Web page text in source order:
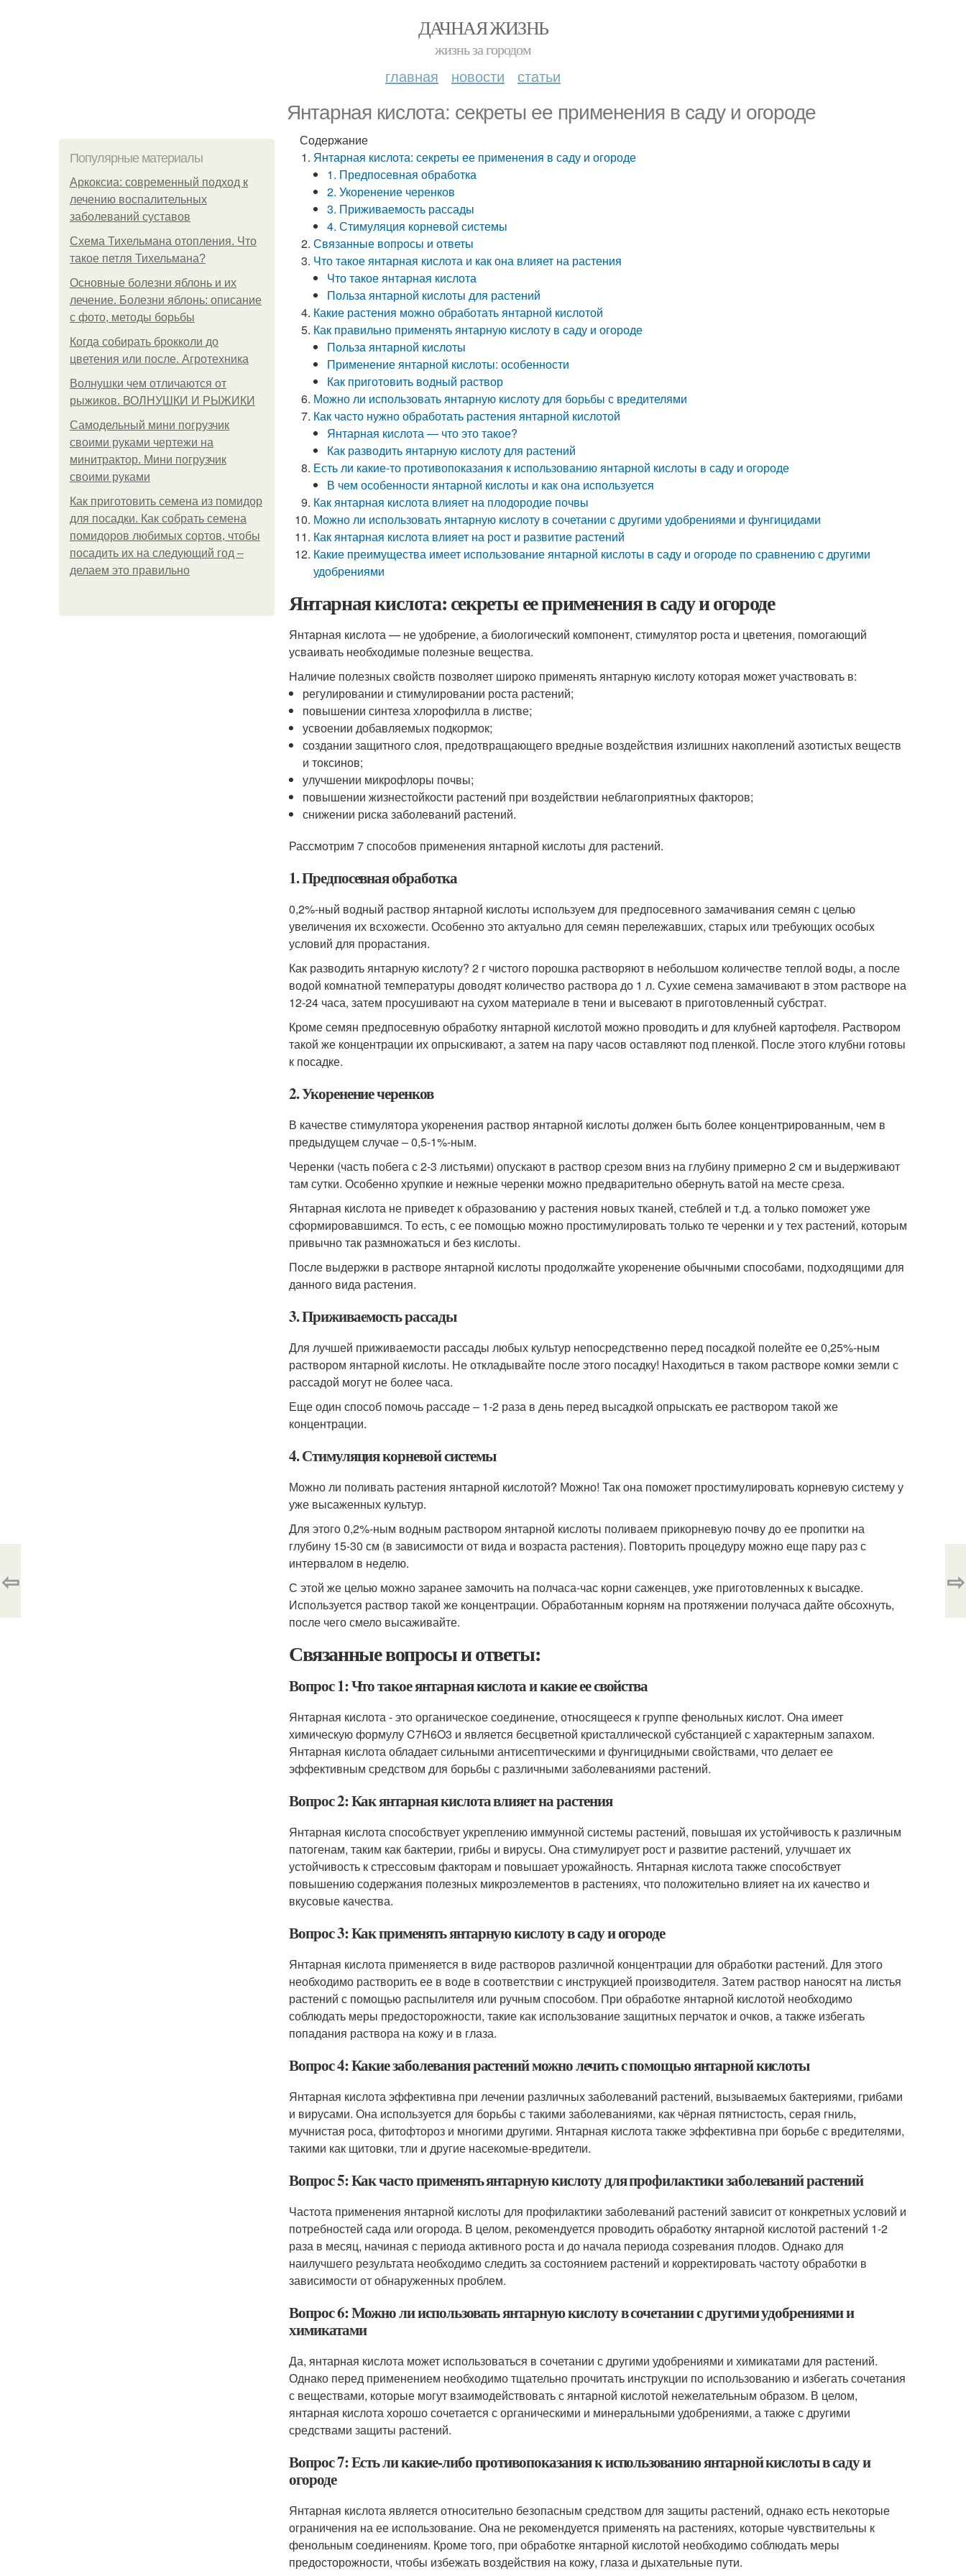
ДАЧНАЯ ЖИЗНЬ
жизнь за городом
главная новости статьи
Янтарная кислота: секреты ее применения в саду и огороде
Популярные материалы
Аркоксиа: современный подход к
лечению воспалительных
заболеваний суставов
Схема Тихельмана отопления. Что
такое петля Тихельмана?
Основные болезни яблонь и их
лечение. Болезни яблонь: описание
с фото, методы борьбы
Когда собирать брокколи до
цветения или после. Агротехника
Волнушки чем отличаются от
рыжиков. ВОЛНУШКИ И РЫЖИКИ
Самодельный мини погрузчик
своими руками чертежи на
минитрактор. Мини погрузчик
своими руками
Как приготовить семена из помидор
для посадки. Как собрать семена
помидоров любимых сортов, чтобы
посадить их на следующий год –
делаем это правильно
Содержание
Янтарная кислота: секреты ее применения в саду и огороде
1. Предпосевная обработка
2. Укоренение черенков
3. Приживаемость рассады
4. Стимуляция корневой системы
Связанные вопросы и ответы
Что такое янтарная кислота и как она влияет на растения
Что такое янтарная кислота
Польза янтарной кислоты для растений
Какие растения можно обработать янтарной кислотой
Как правильно применять янтарную кислоту в саду и огороде
Польза янтарной кислоты
Применение янтарной кислоты: особенности
Как приготовить водный раствор
Можно ли использовать янтарную кислоту для борьбы с вредителями
Как часто нужно обработать растения янтарной кислотой
Янтарная кислота — что это такое?
Как разводить янтарную кислоту для растений
Есть ли какие-то противопоказания к использованию янтарной кислоты в саду и огороде
В чем особенности янтарной кислоты и как она используется
Как янтарная кислота влияет на плодородие почвы
Можно ли использовать янтарную кислоту в сочетании с другими удобрениями и фунгицидами
Как янтарная кислота влияет на рост и развитие растений
Какие преимущества имеет использование янтарной кислоты в саду и огороде по сравнению с другими
удобрениями
Янтарная кислота: секреты ее применения в саду и огороде
Янтарная кислота — не удобрение, а биологический компонент, стимулятор роста и цветения, помогающий
усваивать необходимые полезные вещества.
Наличие полезных свойств позволяет широко применять янтарную кислоту которая может участвовать в:
регулировании и стимулировании роста растений;
повышении синтеза хлорофилла в листве;
усвоении добавляемых подкормок;
создании защитного слоя, предотвращающего вредные воздействия излишних накоплений азотистых веществ
и токсинов;
улучшении микрофлоры почвы;
повышении жизнестойкости растений при воздействии неблагоприятных факторов;
снижении риска заболеваний растений.
Рассмотрим 7 способов применения янтарной кислоты для растений.
1. Предпосевная обработка
0,2%-ный водный раствор янтарной кислоты используем для предпосевного замачивания семян с целью
увеличения их всхожести. Особенно это актуально для семян перележавших, старых или требующих особых
условий для прорастания.
Как разводить янтарную кислоту? 2 г чистого порошка растворяют в небольшом количестве теплой воды, а после
водой комнатной температуры доводят количество раствора до 1 л. Сухие семена замачивают в этом растворе на
12-24 часа, затем просушивают на сухом материале в тени и высевают в приготовленный субстрат.
Кроме семян предпосевную обработку янтарной кислотой можно проводить и для клубней картофеля. Раствором
такой же концентрации их опрыскивают, а затем на пару часов оставляют под пленкой. После этого клубни готовы
к посадке.
2. Укоренение черенков
В качестве стимулятора укоренения раствор янтарной кислоты должен быть более концентрированным, чем в
предыдущем случае – 0,5-1%-ным.
Черенки (часть побега с 2-3 листьями) опускают в раствор срезом вниз на глубину примерно 2 см и выдерживают
там сутки. Особенно хрупкие и нежные черенки можно предварительно обернуть ватой на месте среза.
Янтарная кислота не приведет к образованию у растения новых тканей, стеблей и т.д. а только поможет уже
сформировавшимся. То есть, с ее помощью можно простимулировать только те черенки и у тех растений, которым
привычно так размножаться и без кислоты.
После выдержки в растворе янтарной кислоты продолжайте укоренение обычными способами, подходящими для
данного вида растения.
3. Приживаемость рассады
Для лучшей приживаемости рассады любых культур непосредственно перед посадкой полейте ее 0,25%-ным
раствором янтарной кислоты. Не откладывайте после этого посадку! Находиться в таком растворе комки земли с
рассадой могут не более часа.
Еще один способ помочь рассаде – 1-2 раза в день перед высадкой опрыскать ее раствором такой же
концентрации.
4. Стимуляция корневой системы
Можно ли поливать растения янтарной кислотой? Можно! Так она поможет простимулировать корневую систему у
уже высаженных культур.
Для этого 0,2%-ным водным раствором янтарной кислоты поливаем прикорневую почву до ее пропитки на
глубину 15-30 см (в зависимости от вида и возраста растения). Повторить процедуру можно еще пару раз с
интервалом в неделю.
С этой же целью можно заранее замочить на полчаса-час корни саженцев, уже приготовленных к высадке.
Используется раствор такой же концентрации. Обработанным корням на протяжении получаса дайте обсохнуть,
после чего смело высаживайте.
Связанные вопросы и ответы:
Вопрос 1: Что такое янтарная кислота и какие ее свойства
Янтарная кислота - это органическое соединение, относящееся к группе фенольных кислот. Она имеет
химическую формулу C7H6O3 и является бесцветной кристаллической субстанцией с характерным запахом.
Янтарная кислота обладает сильными антисептическими и фунгицидными свойствами, что делает ее
эффективным средством для борьбы с различными заболеваниями растений.
Вопрос 2: Как янтарная кислота влияет на растения
Янтарная кислота способствует укреплению иммунной системы растений, повышая их устойчивость к различным
патогенам, таким как бактерии, грибы и вирусы. Она стимулирует рост и развитие растений, улучшает их
устойчивость к стрессовым факторам и повышает урожайность. Янтарная кислота также способствует
повышению содержания полезных микроэлементов в растениях, что положительно влияет на их качество и
вкусовые качества.
Вопрос 3: Как применять янтарную кислоту в саду и огороде
Янтарная кислота применяется в виде растворов различной концентрации для обработки растений. Для этого
необходимо растворить ее в воде в соответствии с инструкцией производителя. Затем раствор наносят на листья
растений с помощью распылителя или ручным способом. При обработке янтарной кислотой необходимо
соблюдать меры предосторожности, такие как использование защитных перчаток и очков, а также избегать
попадания раствора на кожу и в глаза.
Вопрос 4: Какие заболевания растений можно лечить с помощью янтарной кислоты
Янтарная кислота эффективна при лечении различных заболеваний растений, вызываемых бактериями, грибами
и вирусами. Она используется для борьбы с такими заболеваниями, как чёрная пятнистость, серая гниль,
мучнистая роса, фитофтороз и многими другими. Янтарная кислота также эффективна при борьбе с вредителями,
такими как щитовки, тли и другие насекомые-вредители.
Вопрос 5: Как часто применять янтарную кислоту для профилактики заболеваний растений
Частота применения янтарной кислоты для профилактики заболеваний растений зависит от конкретных условий и
потребностей сада или огорода. В целом, рекомендуется проводить обработку янтарной кислотой растений 1-2
раза в месяц, начиная с периода активного роста и до начала периода созревания плодов. Однако для
наилучшего результата необходимо следить за состоянием растений и корректировать частоту обработки в
зависимости от обнаруженных проблем.
Вопрос 6: Можно ли использовать янтарную кислоту в сочетании с другими удобрениями и
химикатами
Да, янтарная кислота может использоваться в сочетании с другими удобрениями и химикатами для растений.
Однако перед применением необходимо тщательно прочитать инструкции по использованию и избегать сочетания
с веществами, которые могут взаимодействовать с янтарной кислотой нежелательным образом. В целом,
янтарная кислота хорошо сочетается с органическими и минеральными удобрениями, а также с другими
средствами защиты растений.
Вопрос 7: Есть ли какие-либо противопоказания к использованию янтарной кислоты в саду и
огороде
Янтарная кислота является относительно безопасным средством для защиты растений, однако есть некоторые
ограничения на ее использование. Она не рекомендуется применять на растениях, которые чувствительны к
фенольным соединениям. Кроме того, при обработке янтарной кислотой необходимо соблюдать меры
предосторожности, чтобы избежать воздействия на кожу, глаза и дыхательные пути.
⇦ ⇨